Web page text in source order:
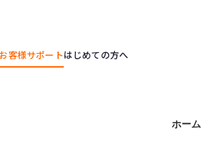
お客様サポートはじめての方へ
ホーム